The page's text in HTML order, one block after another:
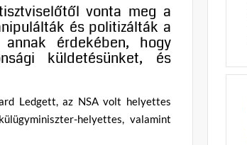
vonta meg a
és politizálták a
érdekében, hogy
küldetésünket, és
Ledgett, az NSA volt helyettes
helyettes, valamint